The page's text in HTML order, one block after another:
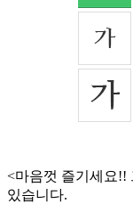
<마음껏 즐기세요!!
있습니다.